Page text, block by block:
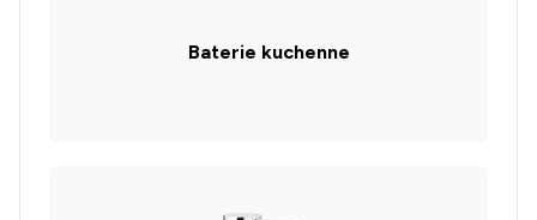
Baterie kuchenne